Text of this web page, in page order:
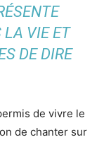
LA VIE ET
DE DIRE
de vivre le
de chanter sur